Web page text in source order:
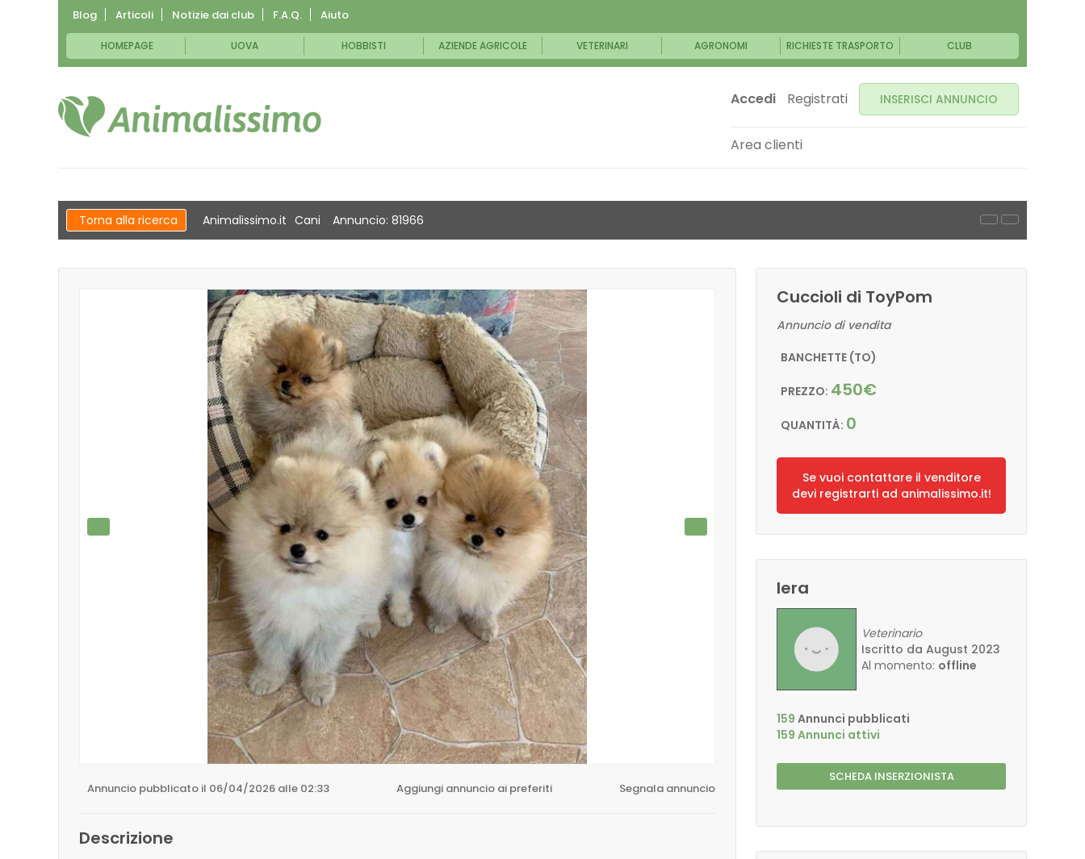
Blog Articoli Notizie dai club F.A.Q. Aiuto
HOMEPAGE UOVA HOBBISTI AZIENDE AGRICOLE VETERINARI AGRONOMI RICHIESTE TRASPORTO CLUB
Accedi Registrati INSERISCI ANNUNCIO
Area clienti
Torna alla ricerca Animalissimo.it Cani Annuncio: 81966
Annuncio pubblicato il 06/04/2026 alle 02:33 Aggiungi annuncio ai preferiti Segnala annuncio
Descrizione
Cuccioli di ToyPom
Annuncio di vendita
BANCHETTE (TO)
PREZZO: 450€
QUANTITÀ: 0
Se vuoi contattare il venditore
devi registrarti ad animalissimo.it!
lera
Veterinario
Iscritto da August 2023
Al momento: offline
159 Annunci pubblicati
159 Annunci attivi
SCHEDA INSERZIONISTA